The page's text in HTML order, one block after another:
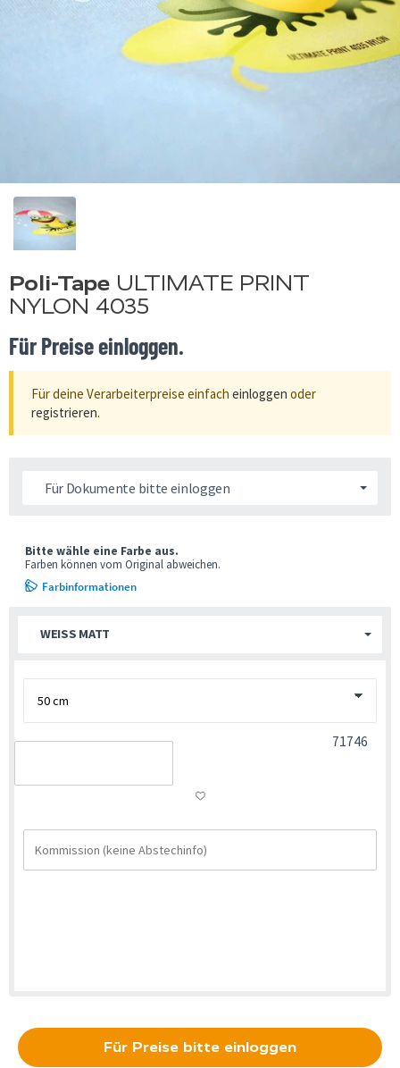
Poli-Tape ULTIMATE PRINT
NYLON 4035
Für Preise einloggen.
Für deine Verarbeiterpreise einfach einloggen oder
registrieren.
Für Dokumente bitte einloggen
WEISS MATT
Bitte wähle eine Farbe aus.
Farben können vom Original abweichen.
Farbinformationen
71746
Für Preise bitte einloggen